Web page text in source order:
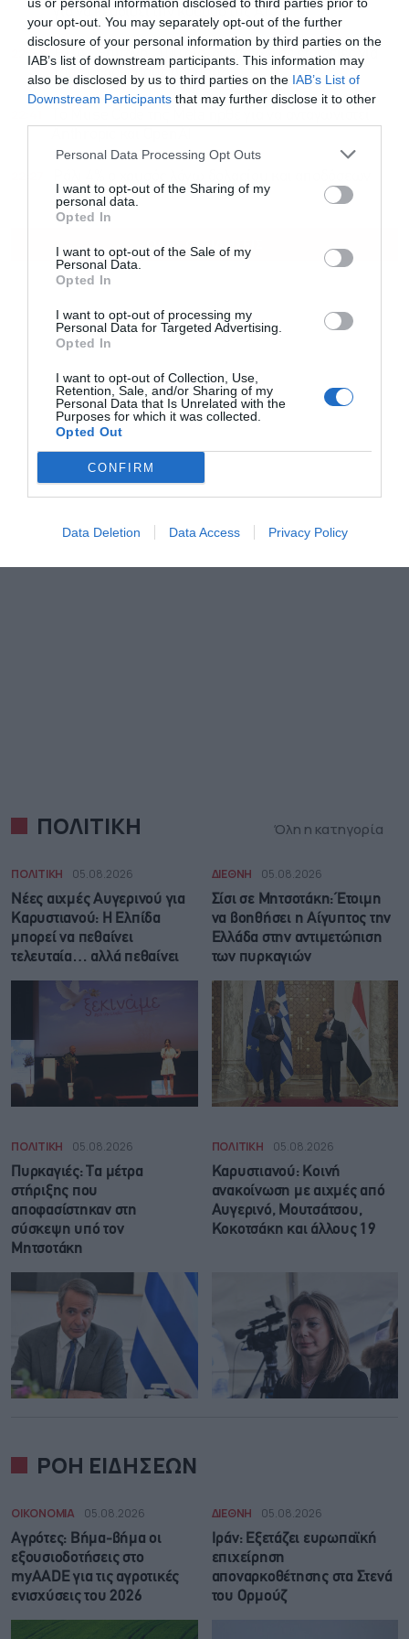
your opt-out. You may separately opt-out of the further
disclosure of your personal information by third parties on the
IAB’s list of downstream participants. This information may
also be disclosed by us to third parties on the IAB’s List of
Downstream Participants that may further disclose it to other
Personal Data Processing Opt Outs
I want to opt-out of the Sharing of my
personal data.
Opted In
I want to opt-out of the Sale of my
Personal Data.
Opted In
I want to opt-out of processing my
Personal Data for Targeted Advertising.
Opted In
I want to opt-out of Collection, Use,
Retention, Sale, and/or Sharing of my
Personal Data that Is Unrelated with the
Purposes for which it was collected.
Opted Out
CONFIRM
Data Deletion Data Access Privacy Policy
για να κερδίσει την κούρσα της ΑΙ
22:54 ΗΠΑ: “Επιταγή” 100 δισ. δολαρίων σε εταιρείες για
τους παράνομους δασμούς
ομολόγων
ΟΛΕΣ ΟΙ ΕΙΔΗΣΕΙΣ
ΠΟΛΙΤΙΚΗ Όλη η κατηγορία
ΠΟΛΙΤΙΚΗ 05.08.2026
Νέες αιχμές Αυγερινού για
Καρυστιανού: Η Ελπίδα
μπορεί να πεθαίνει
τελευταία… αλλά πεθαίνει
ΔΙΕΘΝΗ 05.08.2026
Σίσι σε Μητσοτάκη: Έτοιμη
να βοηθήσει η Αίγυπτος την
Ελλάδα στην αντιμετώπιση
των πυρκαγιών
ΠΟΛΙΤΙΚΗ 05.08.2026
Πυρκαγιές: Τα μέτρα
στήριξης που
αποφασίστηκαν στη
σύσκεψη υπό τον
Μητσοτάκη
ΠΟΛΙΤΙΚΗ 05.08.2026
Καρυστιανού: Κοινή
ανακοίνωση με αιχμές από
Αυγερινό, Μουτσάτσου,
Κοκοτσάκη και άλλους 19
ΡΟΗ ΕΙΔΗΣΕΩΝ
ΟΙΚΟΝΟΜΙΑ 05.08.2026
Αγρότες: Βήμα-βήμα οι
εξουσιοδοτήσεις στο
myAADE για τις αγροτικές
ενισχύσεις του 2026
ΔΙΕΘΝΗ 05.08.2026
Ιράν: Eξετάζει ευρωπαϊκή
επιχείρηση
αποναρκοθέτησης στα Στενά
του Ορμούζ